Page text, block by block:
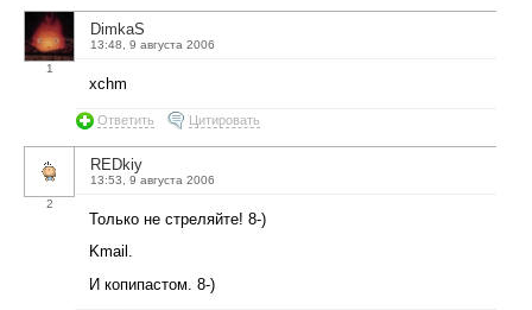
1
DimkaS
13:48, 9 августа 2006
xchm
Ответить Цитировать
2
REDkiy
13:53, 9 августа 2006
Только не стреляйте! 8-)
Kmail.
И копипастом. 8-)